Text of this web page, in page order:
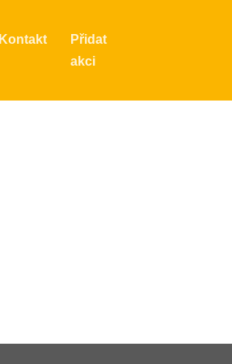
Kontakt
Přidat
akci